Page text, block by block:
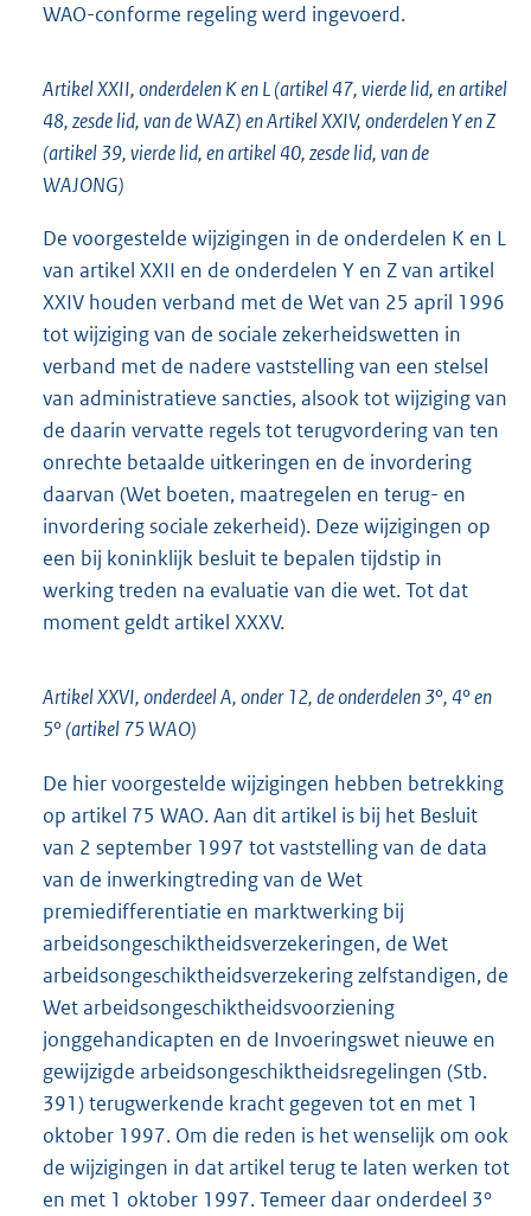
WAO-conforme regeling werd ingevoerd.
Artikel XXII, onderdelen K en L (artikel 47, vierde lid, en artikel
48, zesde lid, van de WAZ) en Artikel XXIV, onderdelen Y en Z
(artikel 39, vierde lid, en artikel 40, zesde lid, van de
WAJONG)
De voorgestelde wijzigingen in de onderdelen K en L
van artikel XXII en de onderdelen Y en Z van artikel
XXIV houden verband met de Wet van 25 april 1996
tot wijziging van de sociale zekerheidswetten in
verband met de nadere vaststelling van een stelsel
van administratieve sancties, alsook tot wijziging van
de daarin vervatte regels tot terugvordering van ten
onrechte betaalde uitkeringen en de invordering
daarvan (Wet boeten, maatregelen en terug- en
invordering sociale zekerheid). Deze wijzigingen op
een bij koninklijk besluit te bepalen tijdstip in
werking treden na evaluatie van die wet. Tot dat
moment geldt artikel XXXV.
Artikel XXVI, onderdeel A, onder 12, de onderdelen 3°, 4° en
5° (artikel 75 WAO)
De hier voorgestelde wijzigingen hebben betrekking
op artikel 75 WAO. Aan dit artikel is bij het Besluit
van 2 september 1997 tot vaststelling van de data
van de inwerkingtreding van de Wet
premiedifferentiatie en marktwerking bij
arbeidsongeschiktheidsverzekeringen, de Wet
arbeidsongeschiktheidsverzekering zelfstandigen, de
Wet arbeidsongeschiktheidsvoorziening
jonggehandicapten en de Invoeringswet nieuwe en
gewijzigde arbeidsongeschiktheidsregelingen (Stb.
391) terugwerkende kracht gegeven tot en met 1
oktober 1997. Om die reden is het wenselijk om ook
de wijzigingen in dat artikel terug te laten werken tot
en met 1 oktober 1997. Temeer daar onderdeel 3°